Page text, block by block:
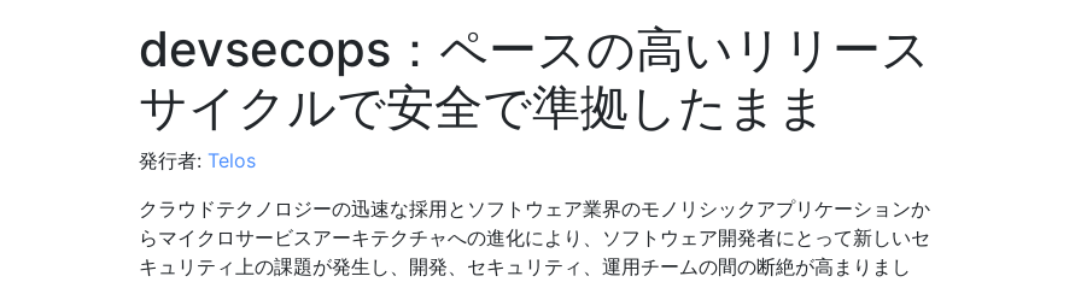
devsecops：ペースの高いリリース
サイクルで安全で準拠したまま
発行者: Telos
クラウドテクノロジーの迅速な採用とソフトウェア業界のモノリシックアプリケーションか
らマイクロサービスアーキテクチャへの進化により、ソフトウェア開発者にとって新しいセ
キュリティ上の課題が発生し、開発、セキュリティ、運用チームの間の断絶が高まりまし